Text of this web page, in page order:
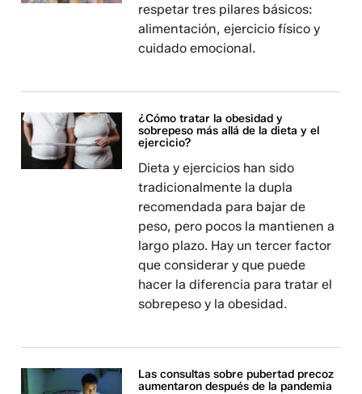
respetar tres pilares básicos:
alimentación, ejercicio físico y
cuidado emocional.
¿Cómo tratar la obesidad y
sobrepeso más allá de la dieta y el
ejercicio?
Dieta y ejercicios han sido
tradicionalmente la dupla
recomendada para bajar de
peso, pero pocos la mantienen a
largo plazo. Hay un tercer factor
que considerar y que puede
hacer la diferencia para tratar el
sobrepeso y la obesidad.
Las consultas sobre pubertad precoz
aumentaron después de la pandemia